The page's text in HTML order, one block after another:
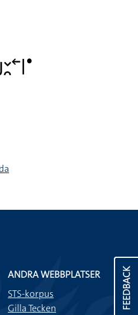
FEEDBACK
ANDRA WEBBPLATSER
STS-korpus
Gilla Tecken